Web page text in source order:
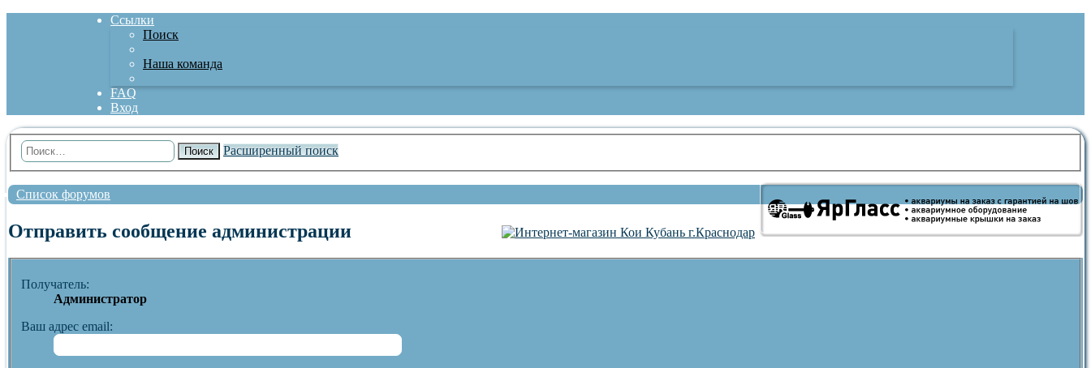
Ссылки
Поиск
Наша команда
FAQ
Вход
Поиск Расширенный поиск
Список форумов
Отправить сообщение администрации
Получатель:
Администратор
Ваш адрес email: